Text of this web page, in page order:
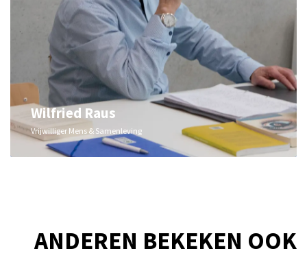
Wilfried Raus
Vrijwilliger Mens & Samenleving
ANDEREN BEKEKEN OOK